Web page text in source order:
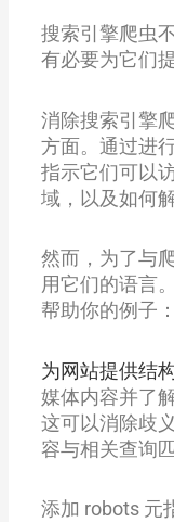
搜索引擎爬虫
有必要为它们
消除搜索引擎
方面。通过进
指示它们可以
域，以及如何
然而，为了与
用它们的语言
帮助你的例子：
为网站提供结
媒体内容并了
这可以消除歧
容与相关查询匹
添加 robots 元